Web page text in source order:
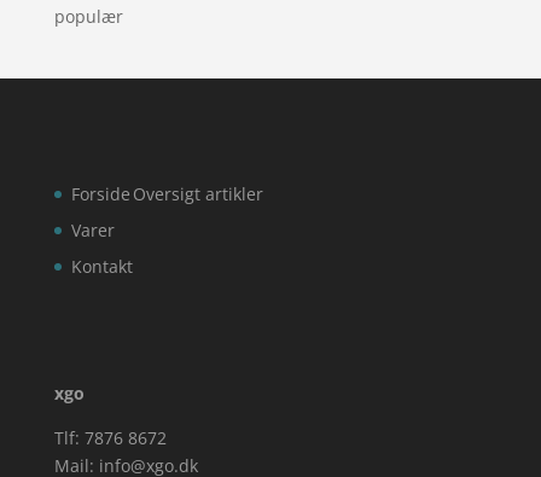
populær
Forside
Varer
Kontakt
Oversigt artikler
xgo
Tlf: 7876 8672
Mail: info@xgo.dk